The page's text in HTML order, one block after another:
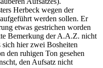
Herbeck wegen der
werden sollen. Er
etwas gestrichen worden
Bemerkung der A.A.Z. nicht
hier zwei Bosheiten
den ruhigen Ton gesehen
den Aufsatz nicht